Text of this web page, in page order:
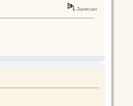
Записан